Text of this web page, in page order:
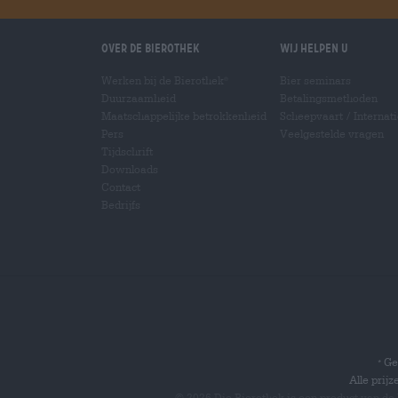
Over de Bierothek Wij helpen u
*
Alle